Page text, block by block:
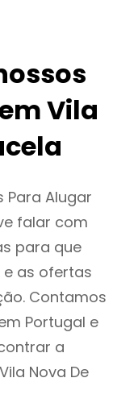
Vila
Para Alugar
falar com
para que
as ofertas
Contamos
Portugal e
a
Nova De